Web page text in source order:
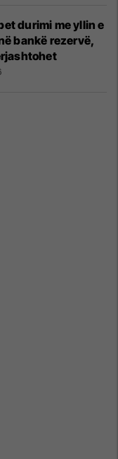
durimi me yllin e
bankë rezervë,